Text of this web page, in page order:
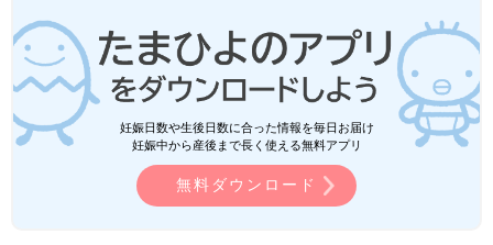
妊娠日数や生後日数に合った情報を毎日お届け
妊娠中から産後まで長く使える無料アプリ
無料ダウンロード